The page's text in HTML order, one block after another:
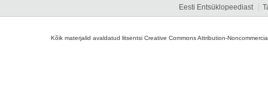
Eesti Entsüklopeediast
Kõik materjalid avaldatud litsentsi Creative Commons Attribution-